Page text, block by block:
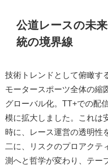
公道レースの未
統の境界線
技術トレンドとして俯瞰す
モータースポーツ全体の縮
グローバル化。TT+での配
模に拡大しました。これは
時に、レース運営の透明性
二に、リスクのプロアクテ
測へと哲学が変わり、テー